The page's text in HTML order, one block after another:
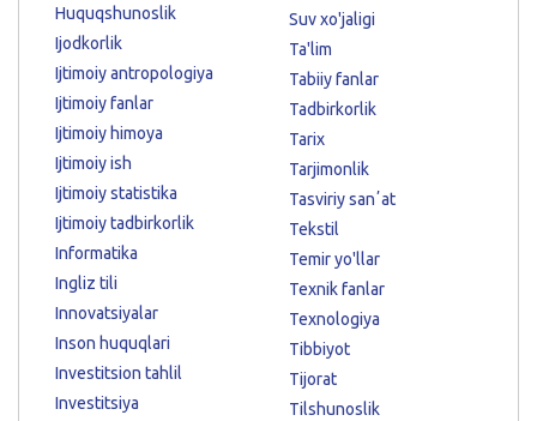
Huquqshunoslik
Ijodkorlik
Ijtimoiy antropologiya
Ijtimoiy fanlar
Ijtimoiy himoya
Ijtimoiy ish
Ijtimoiy statistika
Ijtimoiy tadbirkorlik
Informatika
Ingliz tili
Innovatsiyalar
Inson huquqlari
Investitsion tahlil
Investitsiya
Suv xo'jaligi
Ta'lim
Tabiiy fanlar
Tadbirkorlik
Tarix
Tarjimonlik
Tasviriy sanʼat
Tekstil
Temir yo'llar
Texnik fanlar
Texnologiya
Tibbiyot
Tijorat
Tilshunoslik